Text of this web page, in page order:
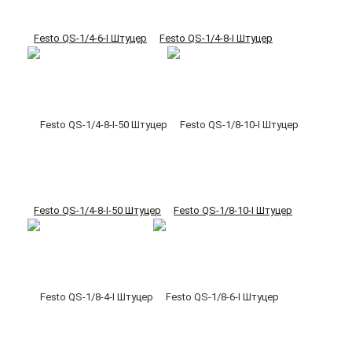
Festo QS-1/4-6-I Штуцер Festo QS-1/4-8-I Штуцер
Festo QS-1/4-8-I-50 Штуцер Festo QS-1/8-10-I Штуцер